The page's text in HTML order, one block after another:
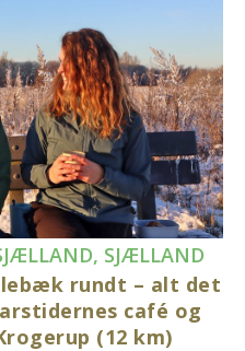
, SJÆLLAND
rundt – alt det
café og
(12 km)